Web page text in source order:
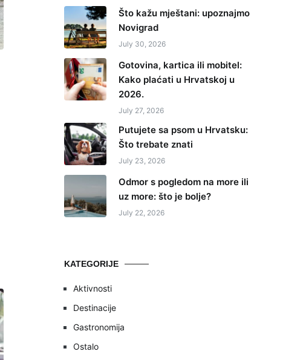
Što kažu mještani: upoznajmo
Novigrad
July 30, 2026
Gotovina, kartica ili mobitel:
Kako plaćati u Hrvatskoj u
2026.
July 27, 2026
Putujete sa psom u Hrvatsku:
Što trebate znati
July 23, 2026
Odmor s pogledom na more ili
uz more: što je bolje?
July 22, 2026
KATEGORIJE
Aktivnosti
Destinacije
Gastronomija
Ostalo